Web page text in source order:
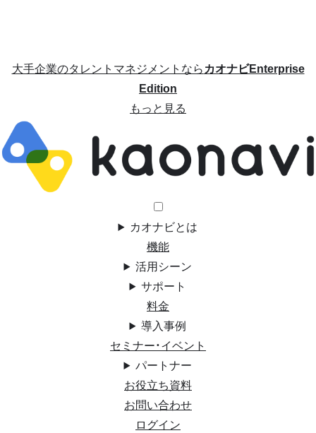
大手企業のタレントマネジメントならカオナビEnterprise
Edition
もっと見る
カオナビとは
機能
活用シーン
サポート
料金
導入事例
セミナー・イベント
パートナー
お役立ち資料
お問い合わせ
ログイン